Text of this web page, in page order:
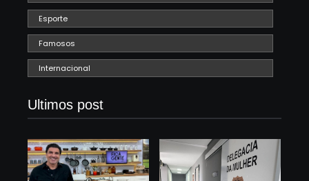
Esporte
Famosos
Internacional
Ultimos post